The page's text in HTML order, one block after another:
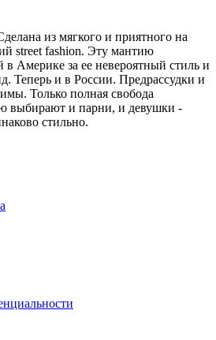
из мягкого и приятного на
street fashion. Эту мантию
Америке за ее невероятный стиль и
Теперь и в России. Предрассудки и
Только полная свобода
выбирают и парни, и девушки -
стильно.